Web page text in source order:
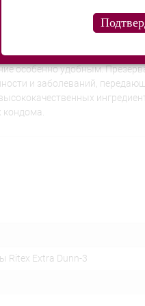
практически неощутимой
фрикциями.
высокой
особенно удобным.
и заболеваний,
Ritex Extra Dunn-3